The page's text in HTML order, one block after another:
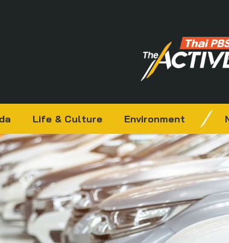
Life & Culture Environment